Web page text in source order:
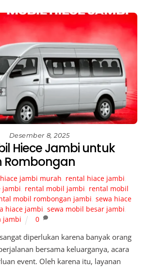
Desember 8, 2025
Hiece Jambi untuk
Rombongan
hiace jambi murah rental hiace jambi
jambi rental mobil jambi rental mobil
mobil rombongan jambi ,sewa hiace
hiace jambi ,sewa mobil besar jambi
jambi
0
diperlukan karena banyak orang
bersama keluarganya, acara
event. Oleh karena itu, layanan